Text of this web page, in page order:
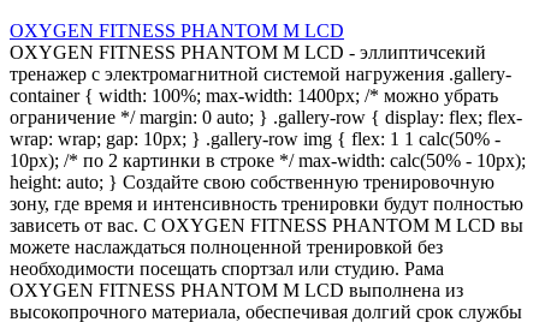
OXYGEN FITNESS PHANTOM M LCD
OXYGEN FITNESS PHANTOM M LCD - эллиптичсекий
тренажер с электромагнитной системой нагружения .gallery-
container { width: 100%; max-width: 1400px; /* можно убрать
ограничение */ margin: 0 auto; } .gallery-row { display: flex; flex-
wrap: wrap; gap: 10px; } .gallery-row img { flex: 1 1 calc(50% -
10px); /* по 2 картинки в строке */ max-width: calc(50% - 10px);
height: auto; } Создайте свою собственную тренировочную
зону, где время и интенсивность тренировки будут полностью
зависеть от вас. С OXYGEN FITNESS PHANTOM M LCD вы
можете наслаждаться полноценной тренировкой без
необходимости посещать спортзал или студию. Рама
OXYGEN FITNESS PHANTOM M LCD выполнена из
высокопрочного материала, обеспечивая долгий срок службы